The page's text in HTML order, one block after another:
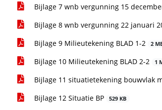
Bijlage 7 wnb vergunning 15
Bijlage 8 wnb vergunning 22 januari
Bijlage 9 Milieutekening BLAD 1-2 2
Bijlage 10 Milieutekening BLAD 2-2 1
Bijlage 11 situatietekening bouwvlak
Bijlage 12 Situatie BP 529 KB